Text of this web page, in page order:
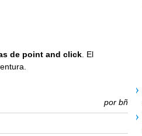
de point and click . El
por bñ